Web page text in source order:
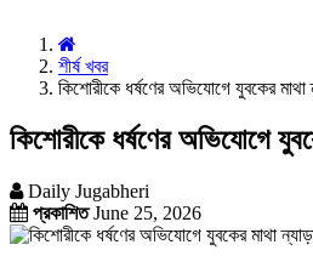
শীর্ষ খবর
কিশোরীকে ধর্ষণের অভিযোগে যুবকের মাথা
কিশোরীকে ধর্ষণের অভিযোগে
Daily Jugabheri
প্রকাশিতJune 25, 2026